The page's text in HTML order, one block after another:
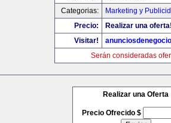
Categorias:
Marketing y
Precio:
Realizar una
Visitar!
Serán consideradas
Realizar una Oferta
Precio Ofrecido $